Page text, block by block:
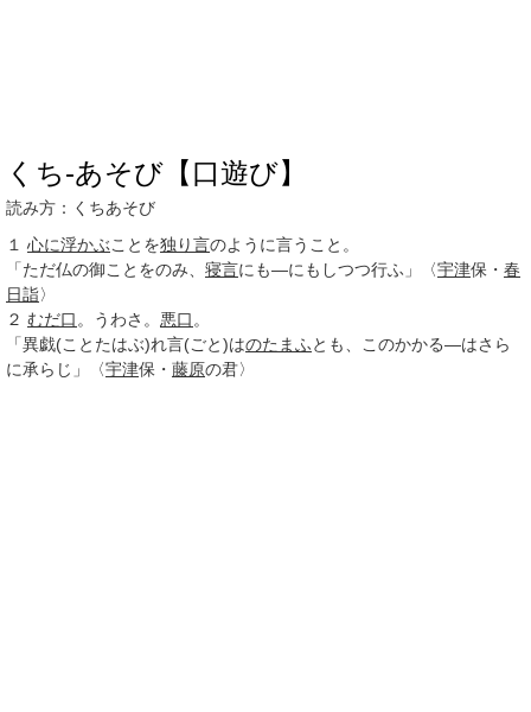
くち‐あそび【口遊び】
読み方：くちあそび
１
心に浮かぶことを独り言のように言うこと。
「ただ仏の御ことをのみ、 寝言にも―にもしつつ行ふ」〈宇津保・ 春
日詣〉
２ むだ口 。うわさ。 悪口 。
「異戯(ことたはぶ)れ言(ごと)はのたまふとも、このかかる―はさら
に承らじ」〈宇津保・ 藤原の君〉